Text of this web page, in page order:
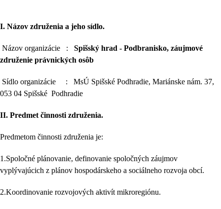
I. Názov združenia a jeho sídlo.
Názov organizácie : Spišský hrad - Podbranisko, záujmové
združenie právnických osôb
Sídlo organizácie : MsÚ Spišské Podhradie, Mariánske nám. 37,
053 04 Spišské Podhradie
II. Predmet činnosti združenia.
Predmetom činnosti združenia je:
1.Spoločné plánovanie, definovanie spoločných záujmov
vyplývajúcich z plánov hospodárskeho a sociálneho rozvoja obcí.
2.Koordinovanie rozvojových aktivít mikroregiónu.